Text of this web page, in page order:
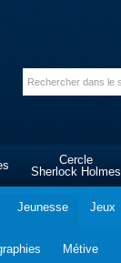
Cercle
Sherlock Holmes
Jeunesse Jeux
Métive